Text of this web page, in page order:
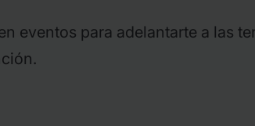
eventos para adelantarte a las